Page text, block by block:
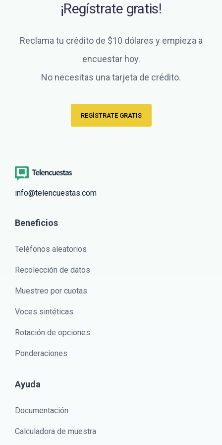
¡Regístrate gratis!
Reclama tu crédito de $10 dólares y empieza a
encuestar hoy.
No necesitas una tarjeta de crédito.
REGÍSTRATE GRATIS
info@telencuestas.com
Beneficios
Teléfonos aleatorios
Recolección de datos
Muestreo por cuotas
Voces sintéticas
Rotación de opciones
Ponderaciones
Ayuda
Documentación
Calculadora de muestra